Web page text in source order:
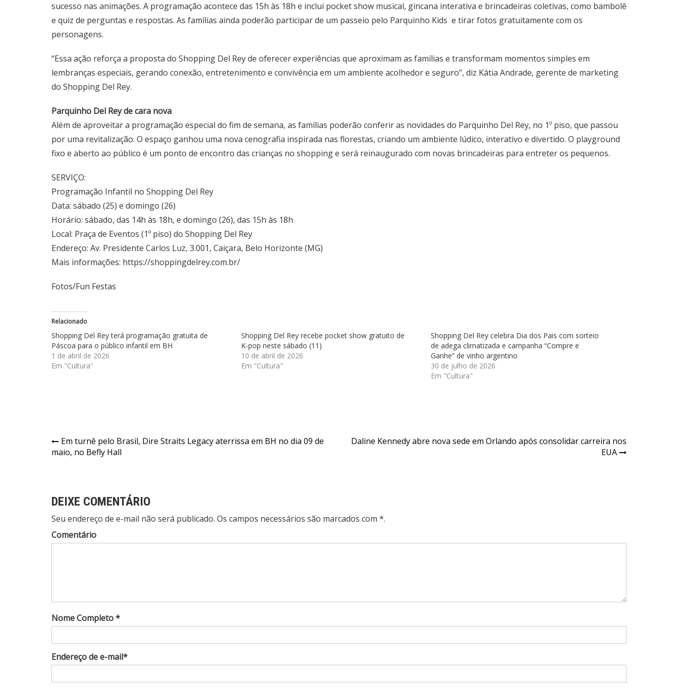
sucesso nas animações. A programação acontece das 15h às 18h e inclui pocket show musical, gincana interativa e brincadeiras coletivas, como bambolê
e quiz de perguntas e respostas. As famílias ainda poderão participar de um passeio pelo Parquinho Kids e tirar fotos gratuitamente com os
personagens.
“Essa ação reforça a proposta do Shopping Del Rey de oferecer experiências que aproximam as famílias e transformam momentos simples em
lembranças especiais, gerando conexão, entretenimento e convivência em um ambiente acolhedor e seguro”, diz Kátia Andrade, gerente de marketing
do Shopping Del Rey.
Parquinho Del Rey de cara nova
Além de aproveitar a programação especial do fim de semana, as famílias poderão conferir as novidades do Parquinho Del Rey, no 1º piso, que passou
por uma revitalização. O espaço ganhou uma nova cenografia inspirada nas florestas, criando um ambiente lúdico, interativo e divertido. O playground
fixo e aberto ao público é um ponto de encontro das crianças no shopping e será reinaugurado com novas brincadeiras para entreter os pequenos.
SERVIÇO:
Programação Infantil no Shopping Del Rey
Data: sábado (25) e domingo (26)
Horário: sábado, das 14h às 18h, e domingo (26), das 15h às 18h
Local: Praça de Eventos (1º piso) do Shopping Del Rey
Endereço: Av. Presidente Carlos Luz, 3.001, Caiçara, Belo Horizonte (MG)
Mais informações: https://shoppingdelrey.com.br/
Fotos/Fun Festas
Relacionado
Shopping Del Rey terá programação gratuita de
Páscoa para o público infantil em BH
1 de abril de 2026
Em "Cultura"
Shopping Del Rey recebe pocket show gratuito de
K-pop neste sábado (11)
10 de abril de 2026
Em "Cultura"
Shopping Del Rey celebra Dia dos Pais com sorteio
de adega climatizada e campanha “Compre e
Ganhe” de vinho argentino
30 de julho de 2026
Em "Cultura"
Navegação
de
Em turnê pelo Brasil, Dire Straits Legacy aterrissa em BH no dia 09 de
maio, no Befly Hall
Daline Kennedy abre nova sede em Orlando após consolidar carreira nos
EUA
DEIXE COMENTÁRIO
Seu endereço de e-mail não será publicado. Os campos necessários são marcados com *.
Comentário
Nome Completo *
Endereço de e-mail*